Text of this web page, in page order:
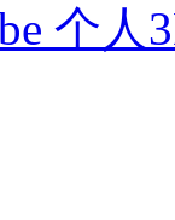
个人